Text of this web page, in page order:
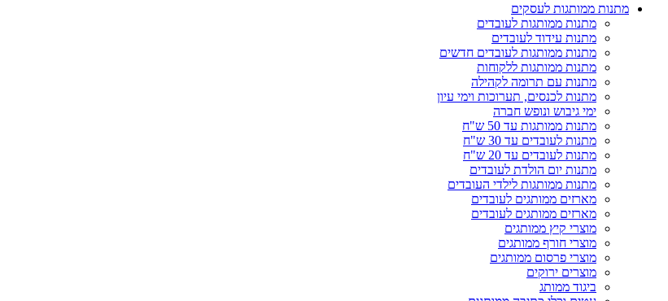
מתנות ממותגות לעסקים
מתנות ממותגות לעובדים
מתנות עידוד לעובדים
מתנות ממותגות לעובדים חדשים
מתנות ממותגות ללקוחות
מתנות עם תרומה לקהילה
מתנות לכנסים, תערוכות וימי עיון
ימי גיבוש ונופש חברה
מתנות ממותגות עד 50 ש"ח
מתנות לעובדים עד 30 ש"ח
מתנות לעובדים עד 20 ש"ח
מתנות יום הולדת לעובדים
מתנות ממותגות לילדי העובדים
מארזים ממותגים לעובדים
מארזים ממותגים לעובדים
מוצרי קיץ ממותגים
מוצרי חורף ממותגים
מוצרי פרסום ממותגים
מוצרים ירוקים
ביגוד ממותג